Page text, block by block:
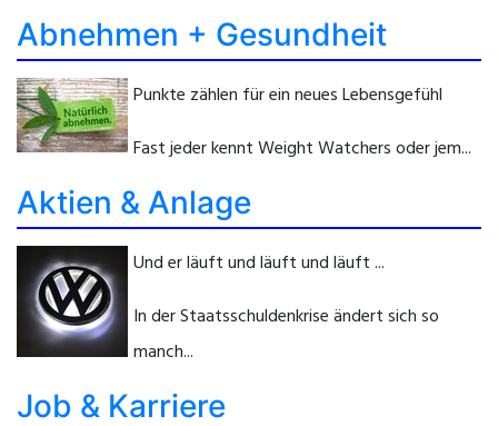
Abnehmen + Gesundheit
Punkte zählen für ein neues Lebensgefühl
Fast jeder kennt Weight Watchers oder jem...
Aktien & Anlage
Und er läuft und läuft und läuft ...
In der Staatsschuldenkrise ändert sich so
manch...
Job & Karriere